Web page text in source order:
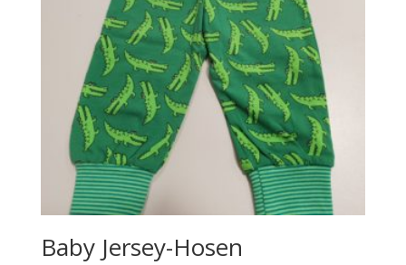
Baby Jersey-Hosen